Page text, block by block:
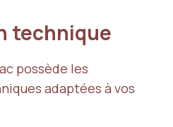
technique
possède les
adaptées à vos